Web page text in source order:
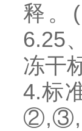
释。
6.25
冻干
4.标